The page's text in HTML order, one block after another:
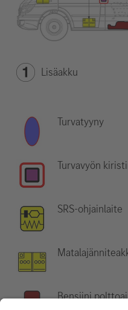
Lisäakku
Turvatyyny
Turvavyön
SRS-ohjainlaite
Bensiini